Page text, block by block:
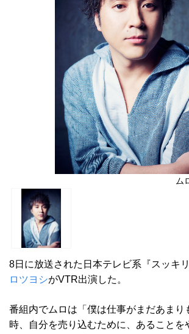
ム
8日に放送された日本テレビ系『スッキ
ロツヨシがVTR出演した。
番組内でムロは「僕は仕事がまだあまり
時、自分を売り込むために、あることを